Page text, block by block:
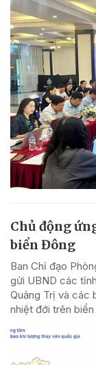
Chủ động
biển Đông
Ban Chỉ đạo
gửi UBND các
Quảng Trị và các
nhiệt đới trên